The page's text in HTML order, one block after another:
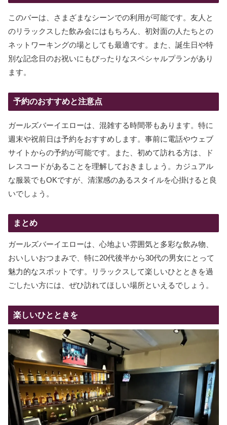
このバーは、さまざまなシーンでの利用が可能です。友人と
のリラックスした飲み会にはもちろん、初対面の人たちとの
ネットワーキングの場としても最適です。また、誕生日や特
別な記念日のお祝いにもぴったりなスペシャルプランがあり
ます。
予約のおすすめと注意点
ガールズバーイエローは、混雑する時間帯もあります。特に
週末や祝前日は予約をおすすめします。事前に電話やウェブ
サイトからの予約が可能です。また、初めて訪れる方は、ド
レスコードがあることを理解しておきましょう。カジュアル
な服装でもOKですが、清潔感のあるスタイルを心掛けると良
いでしょう。
まとめ
ガールズバーイエローは、心地よい雰囲気と多彩な飲み物、
おいしいおつまみで、特に20代後半から30代の男女にとって
魅力的なスポットです。リラックスして楽しいひとときを過
ごしたい方には、ぜひ訪れてほしい場所といえるでしょう。
楽しいひとときを